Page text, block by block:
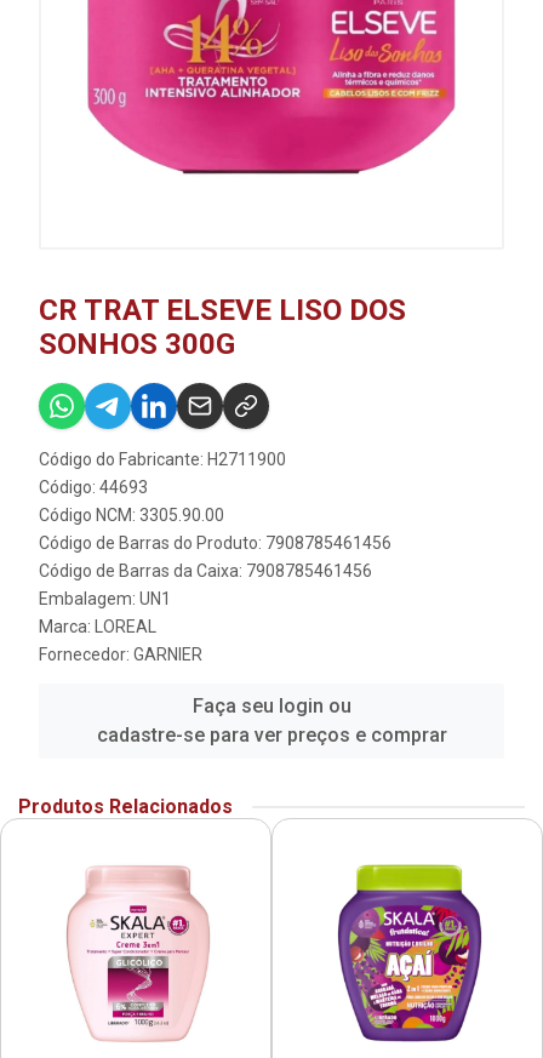
CR TRAT ELSEVE LISO DOS
SONHOS 300G
Código do Fabricante: H2711900
Código: 44693
Código NCM: 3305.90.00
Código de Barras do Produto: 7908785461456
Código de Barras da Caixa: 7908785461456
Embalagem: UN1
Marca:
LOREAL
Fornecedor: GARNIER
Faça seu login ou
cadastre-se para ver preços e comprar
Produtos Relacionados